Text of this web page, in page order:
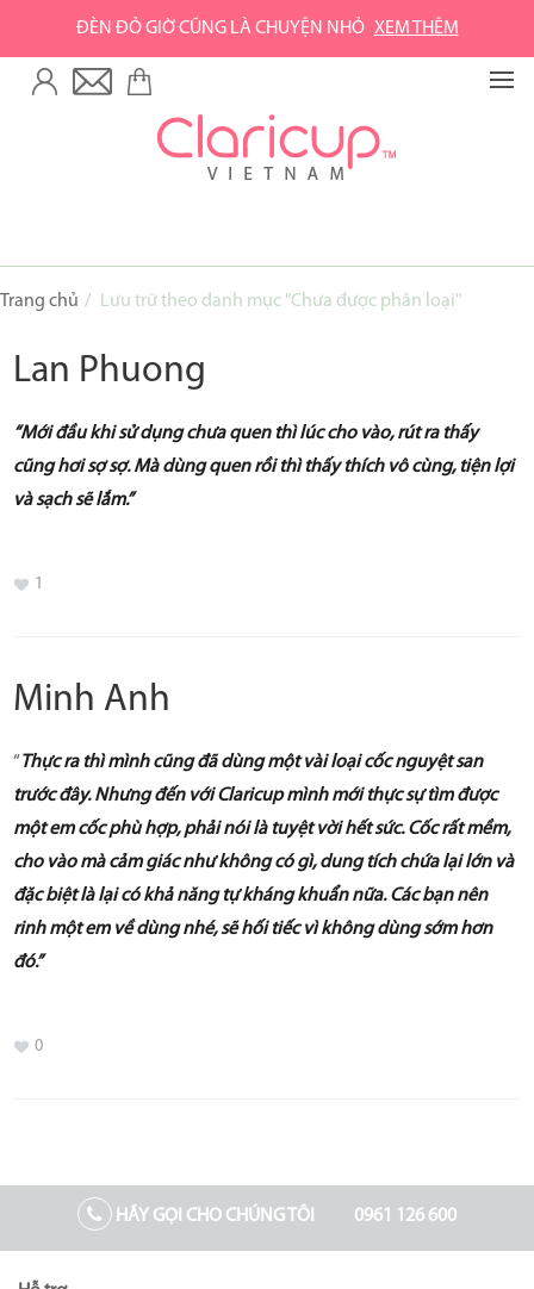
ĐÈN ĐỎ GIỜ CŨNG LÀ CHUYỆN NHỎ XEM THÊM
Trang chủ Lưu trữ theo danh mục "Chưa được phân loại"
Lan Phuong
“Mới đầu khi sử dụng chưa quen thì lúc cho vào, rút ra thấy
cũng hơi sợ sợ. Mà dùng quen rồi thì thấy thích vô cùng, tiện lợi
và sạch sẽ lắm.”
1
Minh Anh
“Thực ra thì mình cũng đã dùng một vài loại cốc nguyệt san
trước đây. Nhưng đến với Claricup mình mới thực sự tìm được
một em cốc phù hợp, phải nói là tuyệt vời hết sức. Cốc rất mềm,
cho vào mà cảm giác như không có gì, dung tích chứa lại lớn và
đặc biệt là lại có khả năng tự kháng khuẩn nữa. Các bạn nên
rinh một em về dùng nhé, sẽ hối tiếc vì không dùng sớm hơn
đó.”
0
HÃY GỌI CHO CHÚNG TÔI 0961 126 600
VỀ GREEN LIFE
Về Green Life
SẢN PHẨM
Phụ kiện vệ sinh cốc
Combo sản phẩm
Tin Sức khỏe
LIÊN HỆ
HƯỚNG DẪN SỬ DỤNG CỐC NGUYỆT SAN